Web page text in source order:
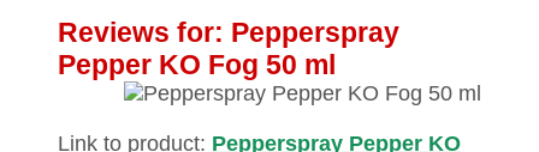
Reviews for: Pepperspray
Pepper KO Fog 50 ml
Link to product: Pepperspray Pepper KO